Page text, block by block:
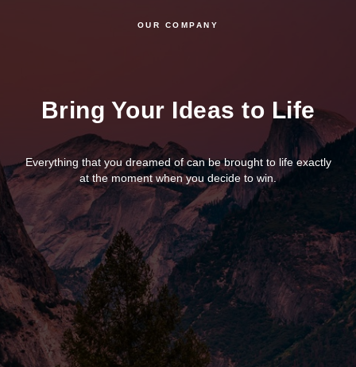
OUR COMPANY
Bring Your Ideas to Life
Everything that you dreamed of can be brought to life exactly
at the moment when you decide to win.